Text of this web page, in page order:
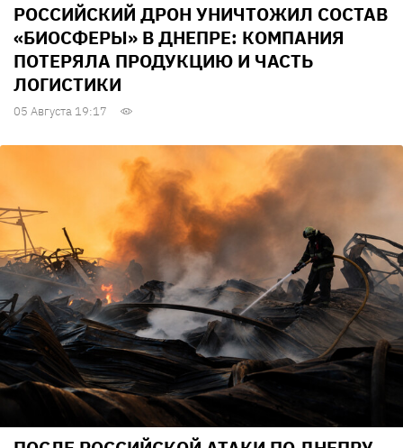
РОССИЙСКИЙ ДРОН УНИЧТОЖИЛ СОСТАВ
«БИОСФЕРЫ» В ДНЕПРЕ: КОМПАНИЯ
ПОТЕРЯЛА ПРОДУКЦИЮ И ЧАСТЬ
ЛОГИСТИКИ
05 Августа 19:17